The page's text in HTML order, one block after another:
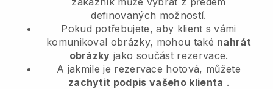
definovaných možností.
Pokud potřebujete, aby klient s vámi
komunikoval obrázky, mohou také nahrát
obrázky jako součást rezervace.
A jakmile je rezervace hotová, můžete
zachytit podpis vašeho klienta .